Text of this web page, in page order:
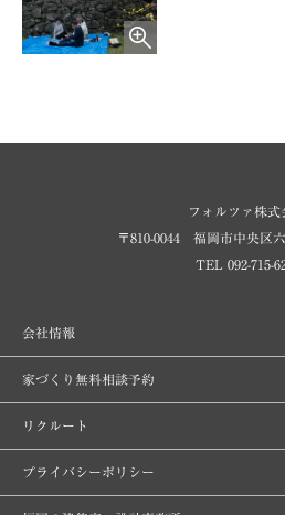
フォルツァ株式
〒810-0044 福岡市中央区六
TEL 092-715-
会社情報
家づくり無料相談予約
リクルート
プライバシーポリシー